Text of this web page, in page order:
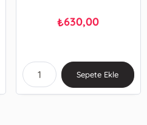
₺630,00
Sepete Ekle